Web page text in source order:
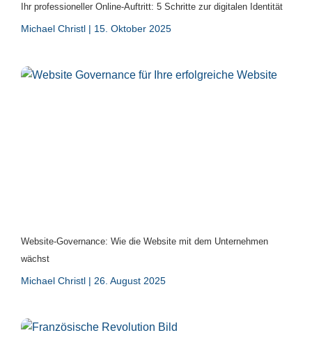
Ihr professioneller Online-Auftritt: 5 Schritte zur digitalen Identität
Michael Christl 15. Oktober 2025
Website-Governance: Wie die Website mit dem Unternehmen
wächst
Michael Christl 26. August 2025